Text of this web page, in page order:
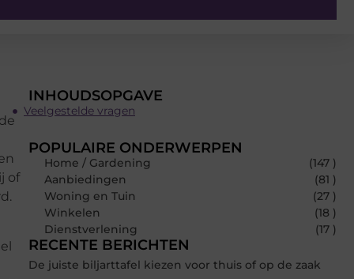
of
INHOUDSOPGAVE
Veelgestelde vragen
POPULAIRE ONDERWERPEN
Home / Gardening
(147 )
Aanbiedingen
(81 )
Woning en Tuin
(27 )
Winkelen
(18 )
Dienstverlening
(17 )
RECENTE BERICHTEN
De juiste biljarttafel kiezen voor thuis of op de zaak